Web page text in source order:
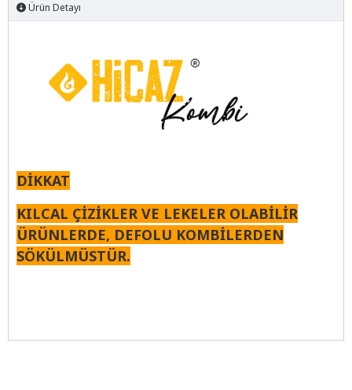
Ürün Detayı
DİKKAT
KILCAL ÇİZİKLER VE LEKELER OLABİLİR
ÜRÜNLERDE, DEFOLU KOMBİLERDEN
SÖKÜLMÜSTÜR.